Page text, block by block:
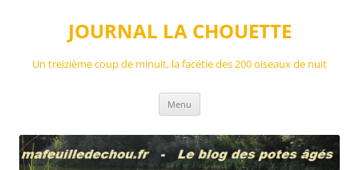
JOURNAL LA CHOUETTE
Un treizième coup de minuit, la facétie des 200 oiseaux de nuit
Menu